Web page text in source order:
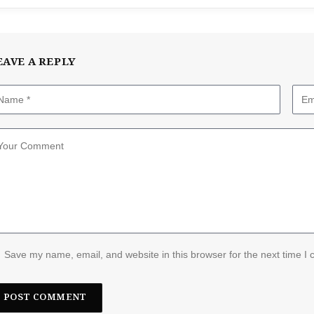
A REPLY
Save my name, email, and website in this browser for the next time I